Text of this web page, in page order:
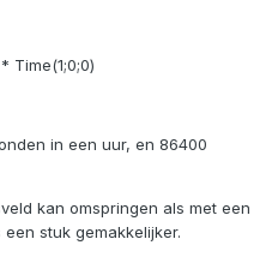
Time(1;0;0)
in een uur, en 86400
kan omspringen als met een
stuk gemakkelijker.